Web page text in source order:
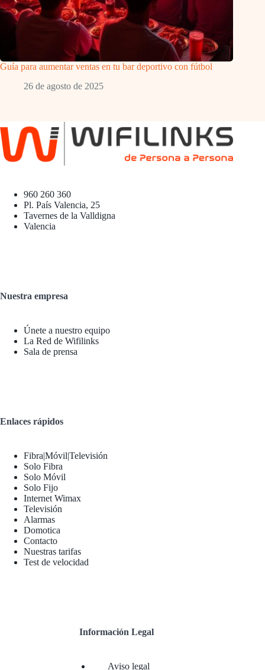
Guía para aumentar ventas en tu bar deportivo con fútbol
26 de agosto de 2025
960 260 360
Pl. País Valencia, 25
Tavernes de la Valldigna
Valencia
Nuestra empresa
Únete a nuestro equipo
La Red de Wifilinks
Sala de prensa
Enlaces rápidos
Fibra|Móvil|Televisión
Solo Fibra
Solo Móvil
Solo Fijo
Internet Wimax
Televisión
Alarmas
Domotica
Contacto
Nuestras tarifas
Test de velocidad
Información Legal
Aviso legal